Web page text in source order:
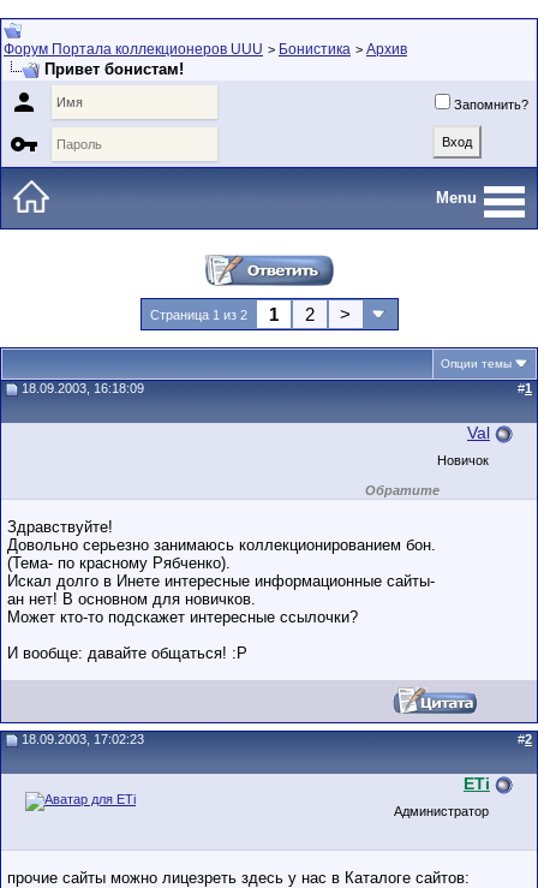
Форум Портала коллекционеров UUU > Бонистика > Архив
Привет бонистам!
 Запомнить?

Menu
Страница 1 из 2 1 2 >
Опции темы
18.09.2003, 16:18:09 #1
Val
Новичок
Обратите
внимание на
этом форуме.
пользователями,
обладающими
Здравствуйте!
Довольно серьезно занимаюсь коллекционированием бон.
(Тема- по красному Рябченко).
Искал долго в Инете интересные информационные сайты-
ан нет! В основном для новичков.
Может кто-то подскажет интересные ссылочки?
И вообще: давайте общаться! :P
18.09.2003, 17:02:23 #2
ETi
Администратор
прочие сайты можно лицезреть здесь у нас в Каталоге сайтов: